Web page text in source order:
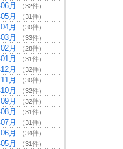
月 （32件）
月 （31件）
月 （30件）
月 （33件）
月 （28件）
月 （31件）
月 （32件）
月 （30件）
月 （32件）
月 （32件）
月 （31件）
月 （31件）
月 （34件）
月 （31件）